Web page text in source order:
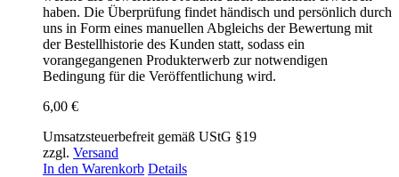
haben. Die Überprüfung findet händisch und persönlich durch
uns in Form eines manuellen Abgleichs der Bewertung mit
der Bestellhistorie des Kunden statt, sodass ein
vorangegangenen Produkterwerb zur notwendigen
Bedingung für die Veröffentlichung wird.
6,00 €
Umsatzsteuerbefreit gemäß UStG §19
zzgl. Versand
In den Warenkorb Details